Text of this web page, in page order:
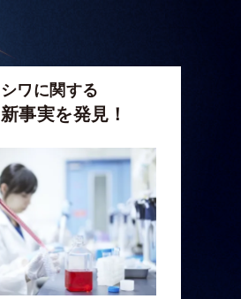
シワに関する
新事実を発見！